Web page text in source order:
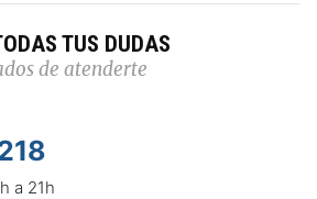
TUS DUDAS
de atenderte
a 21h